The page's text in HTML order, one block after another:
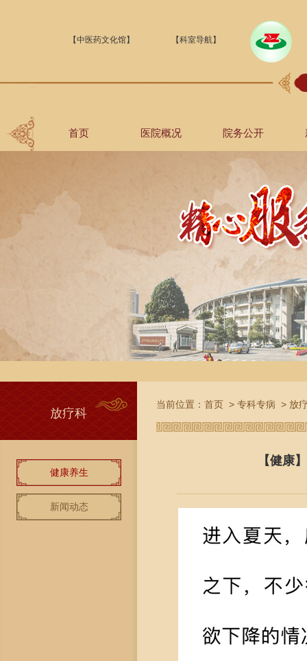
【中医药文化馆】 【科室导航】
首页 医院概况 院务公开
放疗科
健康养生
新闻动态
当前位置： 首页 > 专科专病 > 放
【健康